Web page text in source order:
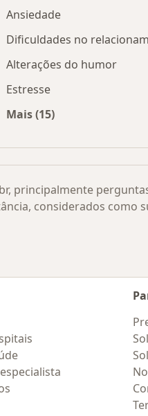
Ansiedade
Dificuldades no
Alterações do humor
Estresse
Mais (15)
principalmente
considerados como